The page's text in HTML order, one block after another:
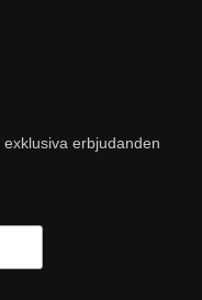
erbjudanden